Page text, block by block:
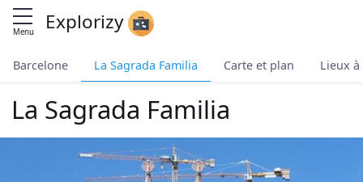
Menu Explorizy
Barcelone La Sagrada Familia Carte et plan Lieux
La Sagrada Familia